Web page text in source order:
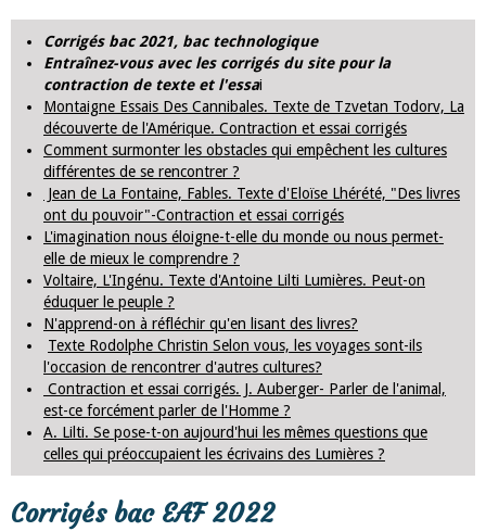
Corrigés bac 2021, bac technologique
Entraînez-vous avec les corrigés du site pour la
contraction de texte et l'essai
Montaigne Essais Des Cannibales. Texte de Tzvetan Todorv, La
découverte de l'Amérique. Contraction et essai corrigés
Comment surmonter les obstacles qui empêchent les cultures
différentes de se rencontrer ?
Jean de La Fontaine, Fables. Texte d'Eloïse Lhérété, "Des livres
ont du pouvoir"-Contraction et essai corrigés
L'imagination nous éloigne-t-elle du monde ou nous permet-
elle de mieux le comprendre ?
Voltaire, L'Ingénu. Texte d'Antoine Lilti Lumières. Peut-on
éduquer le peuple ?
N'apprend-on à réfléchir qu'en lisant des livres?
Texte Rodolphe Christin Selon vous, les voyages sont-ils
l'occasion de rencontrer d'autres cultures?
Contraction et essai corrigés. J. Auberger- Parler de l'animal,
est-ce forcément parler de l'Homme ?
A. Lilti. Se pose-t-on aujourd'hui les mêmes questions que
celles qui préoccupaient les écrivains des Lumières ?
Corrigés bac EAF 2022